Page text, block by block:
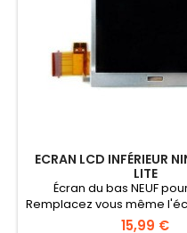
ECRAN LCD INFÉRIEUR
LITE
Écran du bas NEUF
Remplacez vous même
votre...
15,99 €